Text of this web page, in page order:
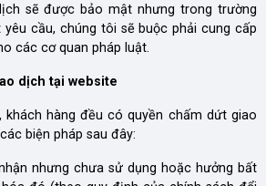
sẽ được bảo mật nhưng trong trường
yêu cầu, chúng tôi sẽ buộc phải cung cấp
các cơ quan pháp luật.
dịch tại website
khách hàng đều có quyền chấm dứt giao
biện pháp sau đây:
nhưng chưa sử dụng hoặc hưởng bất